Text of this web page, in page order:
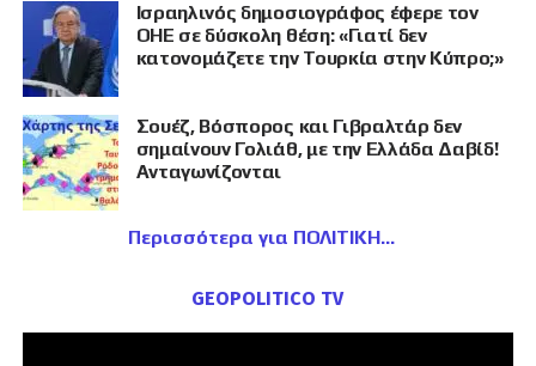
Ισραηλινός δημοσιογράφος έφερε τον
ΟΗΕ σε δύσκολη θέση: «Γιατί δεν
κατονομάζετε την Τουρκία στην Κύπρο;»
Σουέζ, Βόσπορος και Γιβραλτάρ δεν
σημαίνουν Γολιάθ, με την Ελλάδα Δαβίδ!
Ανταγωνίζονται
Περισσότερα για ΠΟΛΙΤΙΚΗ
GEOPOLITICO TV